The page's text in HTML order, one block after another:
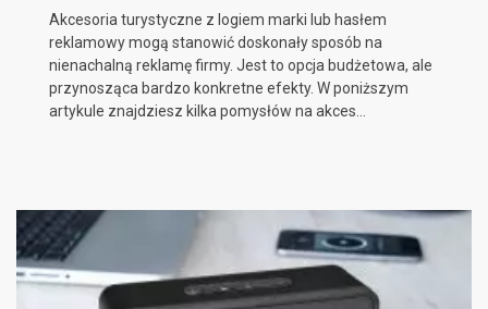
Akcesoria turystyczne z logiem marki lub hasłem
reklamowy mogą stanowić doskonały sposób na
nienachalną reklamę firmy. Jest to opcja budżetowa, ale
przynosząca bardzo konkretne efekty. W poniższym
artykule znajdziesz kilka pomysłów na akces...